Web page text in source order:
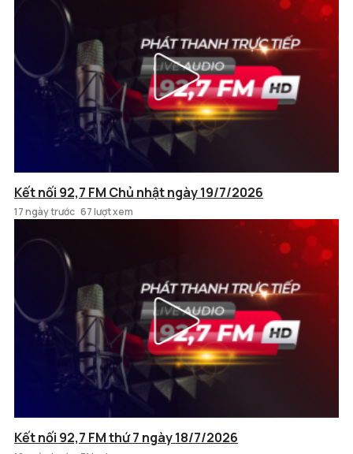
Kết nối 92,7 FM Chủ nhật ngày 19/7/2026
17 ngày trước 67 lượt xem
Kết nối 92,7 FM thứ 7 ngày 18/7/2026